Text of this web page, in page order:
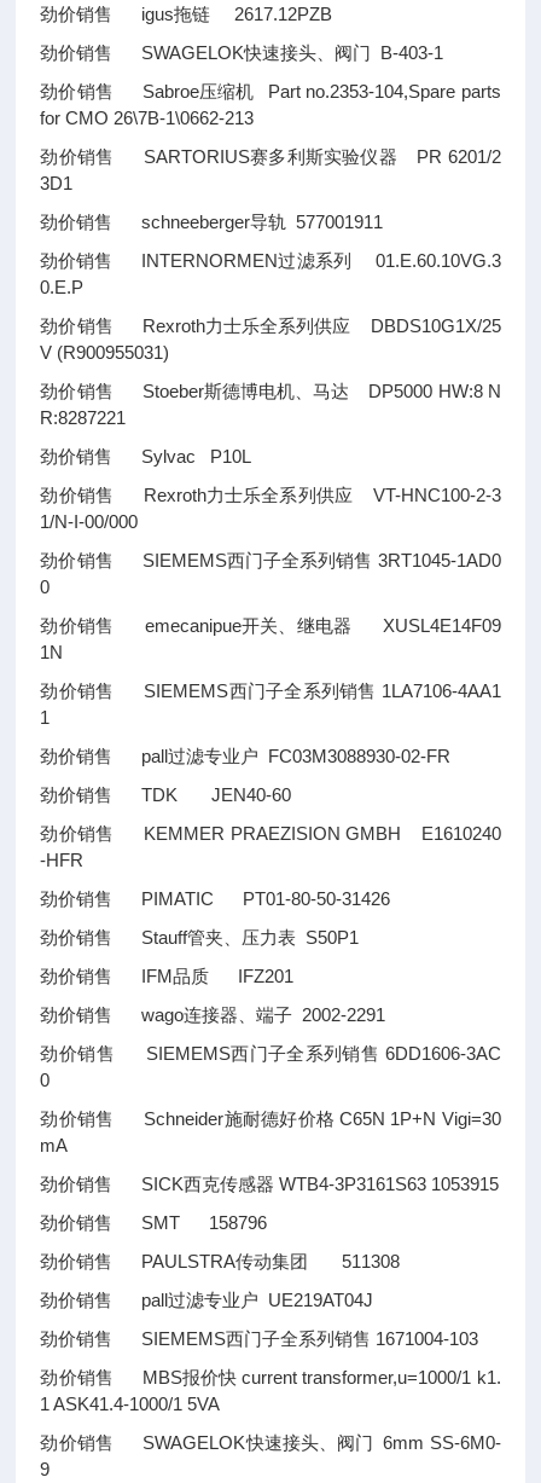
劲价销售 igus拖链 2617.12PZB
劲价销售 SWAGELOK快速接头、阀门 B-403-1
劲价销售 Sabroe压缩机 Part no.2353-104,Spare parts
for CMO 26\7B-1\0662-213
劲价销售 SARTORIUS赛多利斯实验仪器 PR 6201/2
3D1
劲价销售 schneeberger导轨 577001911
劲价销售 INTERNORMEN过滤系列 01.E.60.10VG.3
0.E.P
劲价销售 Rexroth力士乐全系列供应 DBDS10G1X/25
V (R900955031)
劲价销售 Stoeber斯德博电机、马达 DP5000 HW:8 N
R:8287221
劲价销售 Sylvac P10L
劲价销售 Rexroth力士乐全系列供应 VT-HNC100-2-3
1/N-I-00/000
劲价销售 SIEMEMS西门子全系列销售 3RT1045-1AD0
0
劲价销售 emecanipue开关、继电器 XUSL4E14F09
1N
劲价销售 SIEMEMS西门子全系列销售 1LA7106-4AA1
1
劲价销售 pall过滤专业户 FC03M3088930-02-FR
劲价销售 TDK JEN40-60
劲价销售 KEMMER PRAEZISION GMBH E1610240
-HFR
劲价销售 PIMATIC PT01-80-50-31426
劲价销售 Stauff管夹、压力表 S50P1
劲价销售 IFM品质 IFZ201
劲价销售 wago连接器、端子 2002-2291
劲价销售 SIEMEMS西门子全系列销售 6DD1606-3AC
0
劲价销售 Schneider施耐德好价格 C65N 1P+N Vigi=30
mA
劲价销售 SICK西克传感器 WTB4-3P3161S63 1053915
劲价销售 SMT 158796
劲价销售 PAULSTRA传动集团 511308
劲价销售 pall过滤专业户 UE219AT04J
劲价销售 SIEMEMS西门子全系列销售 1671004-103
劲价销售 MBS报价快 current transformer,u=1000/1 k1.
1 ASK41.4-1000/1 5VA
劲价销售 SWAGELOK快速接头、阀门 6mm SS-6M0-
9